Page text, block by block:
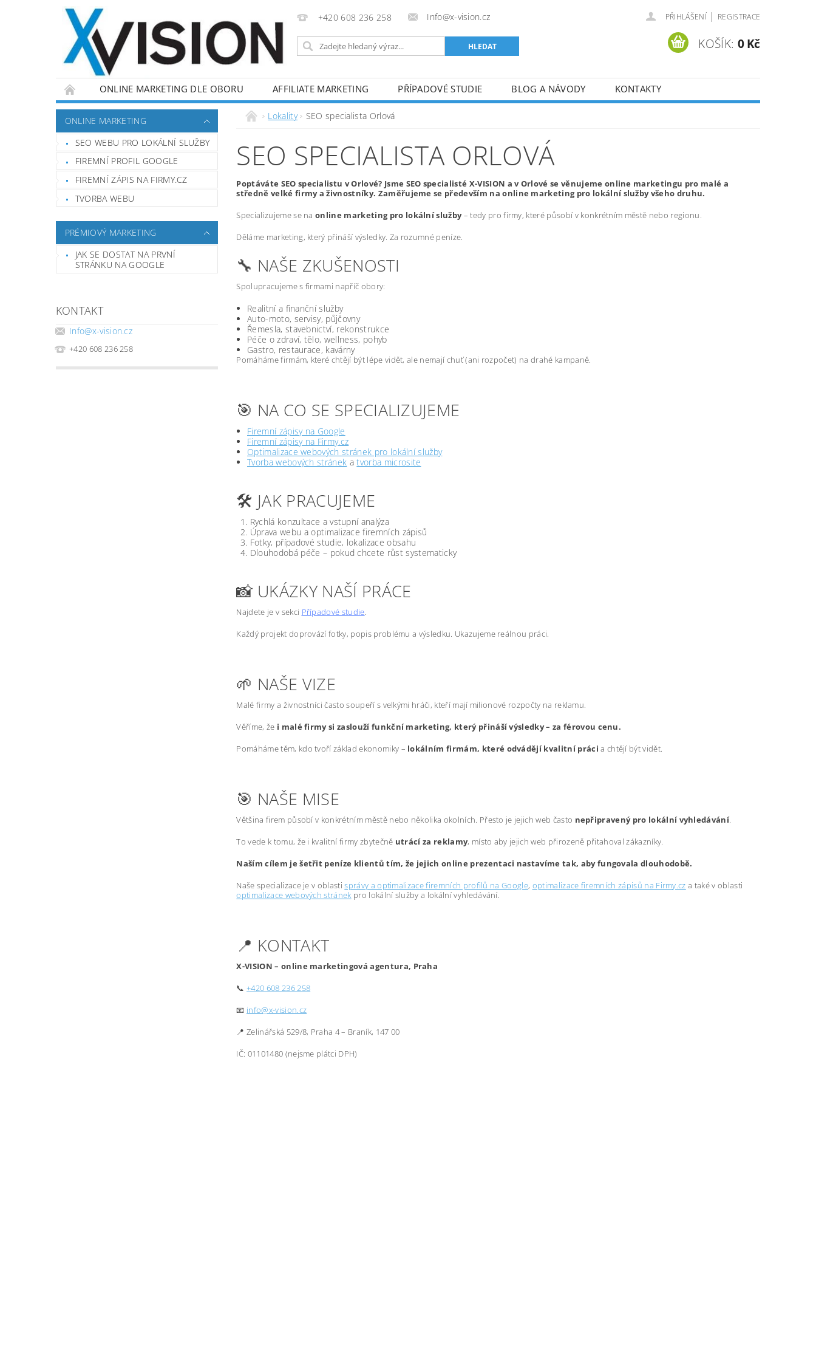
+420 608 236 258 Info@x-vision.cz PŘIHLÁŠENÍ | REGISTRACE
KOŠÍK: 0 Kč
ONLINE MARKETING DLE OBORU AFFILIATE MARKETING PŘÍPADOVÉ STUDIE BLOG A NÁVODY KONTAKTY
ONLINE MARKETING
SEO WEBU PRO LOKÁLNÍ SLUŽBY
FIREMNÍ PROFIL GOOGLE
FIREMNÍ ZÁPIS NA FIRMY.CZ
TVORBA WEBU
PRÉMIOVÝ MARKETING
JAK SE DOSTAT NA PRVNÍ
STRÁNKU NA GOOGLE
KONTAKT
Info@x-vision.cz
+420 608 236 258
Lokality SEO specialista Orlová
SEO SPECIALISTA ORLOVÁ
Poptáváte SEO specialistu v Orlové? Jsme SEO specialisté X-VISION a v Orlové se věnujeme online marketingu pro malé a
středně velké firmy a živnostníky. Zaměřujeme se především na online marketing pro lokální služby všeho druhu.
Specializujeme se naonline marketing pro lokální služby– tedy pro firmy, které působí v konkrétním městě nebo regionu.
Děláme marketing, který přináší výsledky. Za rozumné peníze.
🔧 NAŠE ZKUŠENOSTI
Spolupracujeme s firmami napříč obory:
Realitní a finanční služby
Auto-moto, servisy, půjčovny
Řemesla, stavebnictví, rekonstrukce
Péče o zdraví, tělo, wellness, pohyb
Gastro, restaurace, kavárny
Pomáháme firmám, které chtějí být lépe vidět, ale nemají chuť (ani rozpočet) na drahé kampaně.
🎯 NA CO SE SPECIALIZUJEME
Firemní zápisy na Google
Firemní zápisy na Firmy.cz
Optimalizace webových stránek pro lokální služby
Tvorba webových stránek atvorba microsite
🛠️ JAK PRACUJEME
Rychlá konzultace a vstupní analýza
Úprava webu a optimalizace firemních zápisů
Fotky, případové studie, lokalizace obsahu
Dlouhodobá péče – pokud chcete růst systematicky
📸 UKÁZKY NAŠÍ PRÁCE
Najdete je v sekci Případové studie.
Každý projekt doprovází fotky, popis problému a výsledku. Ukazujeme reálnou práci.
🌱 NAŠE VIZE
Malé firmy a živnostníci často soupeří s velkými hráči, kteří mají milionové rozpočty na reklamu.
Věříme, že i malé firmy si zaslouží funkční marketing, který přináší výsledky – za férovou cenu.
Pomáháme těm, kdo tvoří základ ekonomiky – lokálním firmám, které odvádějí kvalitní práci a chtějí být vidět.
🎯 NAŠE MISE
Většina firem působí v konkrétním městě nebo několika okolních. Přesto je jejich web často nepřipravený pro lokální vyhledávání.
To vede k tomu, že i kvalitní firmy zbytečně utrácí za reklamy, místo aby jejich web přirozeně přitahoval zákazníky.
Naším cílem je šetřit peníze klientů tím, že jejich online prezentaci nastavíme tak, aby fungovala dlouhodobě.
Naše specializace je v oblastisprávy a optimalizace firemních profilů na Google, optimalizace firemních zápisů na Firmy.cz a také v oblasti
optimalizace webových stránek pro lokální služby a lokální vyhledávání.
📍 KONTAKT
X-VISION – online marketingová agentura, Praha
📞+420 608 236 258
📧 info@x-vision.cz
📍 Zelinářská 529/8, Praha 4 – Braník, 147 00
IČ: 01101480 (nejsme plátci DPH)